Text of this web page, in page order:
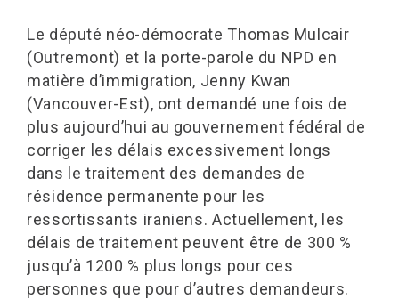
Le député néo-démocrate Thomas Mulcair
(Outremont) et la porte-parole du NPD en
matière d’immigration, Jenny Kwan
(Vancouver-Est), ont demandé une fois de
plus aujourd’hui au gouvernement fédéral de
corriger les délais excessivement longs
dans le traitement des demandes de
résidence permanente pour les
ressortissants iraniens. Actuellement, les
délais de traitement peuvent être de 300 %
jusqu’à 1200 % plus longs pour ces
personnes que pour d’autres demandeurs.